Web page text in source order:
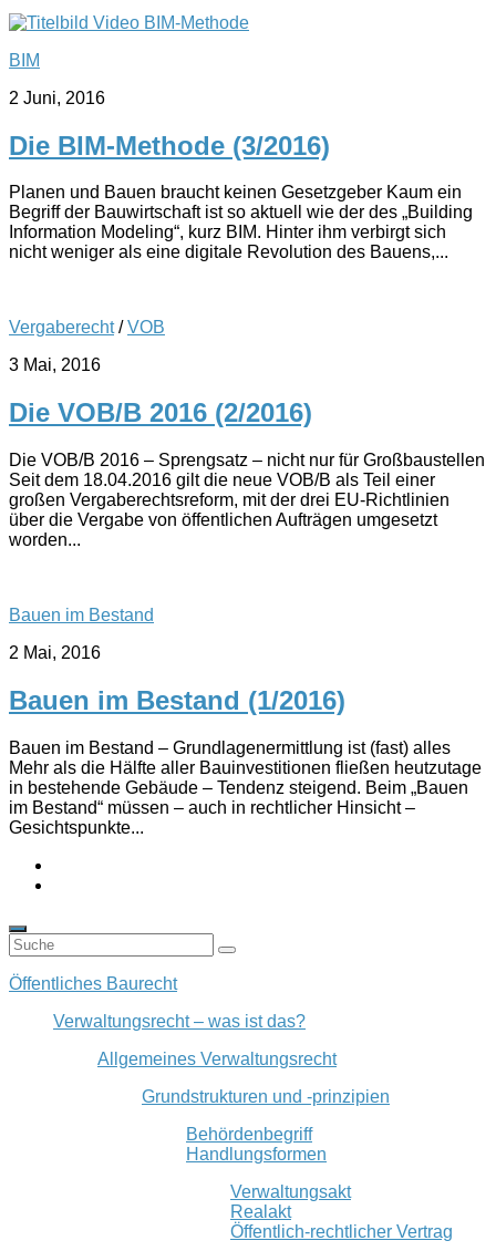
BIM
2 Juni, 2016
Die BIM-Methode (3/2016)
Planen und Bauen braucht keinen Gesetzgeber Kaum ein
Begriff der Bauwirtschaft ist so aktuell wie der des „Building
Information Modeling“, kurz BIM. Hinter ihm verbirgt sich
nicht weniger als eine digitale Revolution des Bauens,...
Vergaberecht/VOB
3 Mai, 2016
Die VOB/B 2016 (2/2016)
Die VOB/B 2016 – Sprengsatz – nicht nur für Großbaustellen
Seit dem 18.04.2016 gilt die neue VOB/B als Teil einer
großen Vergaberechtsreform, mit der drei EU-Richtlinien
über die Vergabe von öffentlichen Aufträgen umgesetzt
worden...
Bauen im Bestand
2 Mai, 2016
Bauen im Bestand (1/2016)
Bauen im Bestand – Grundlagenermittlung ist (fast) alles
Mehr als die Hälfte aller Bauinvestitionen fließen heutzutage
in bestehende Gebäude – Tendenz steigend. Beim „Bauen
im Bestand“ müssen – auch in rechtlicher Hinsicht –
Gesichtspunkte...
Öffentliches Baurecht
Verwaltungsrecht – was ist das?
Allgemeines Verwaltungsrecht
Grundstrukturen und -prinzipien
Behördenbegriff
Handlungsformen
Verwaltungsakt
Realakt
Öffentlich-rechtlicher Vertrag